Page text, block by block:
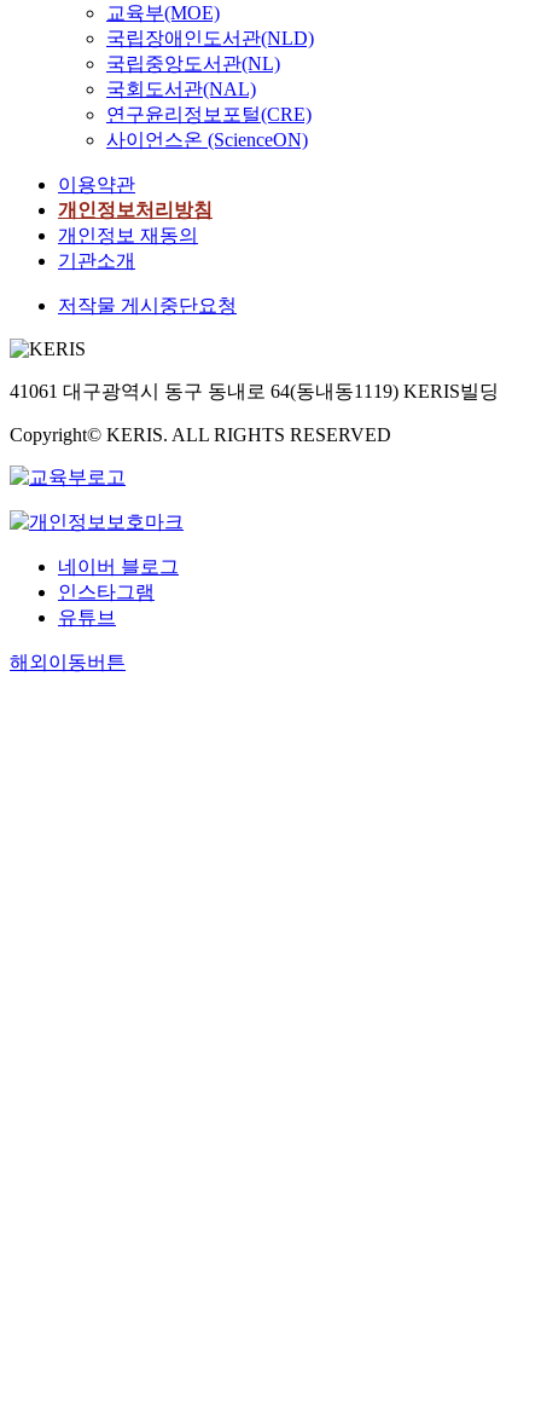
교육부(MOE)
국립장애인도서관(NLD)
국립중앙도서관(NL)
국회도서관(NAL)
연구윤리정보포털(CRE)
사이언스온 (ScienceON)
이용약관
개인정보처리방침
개인정보 재동의
기관소개
저작물 게시중단요청
41061 대구광역시 동구 동내로 64(동내동1119) KERIS빌딩
Copyright© KERIS. ALL RIGHTS RESERVED
네이버 블로그
인스타그램
유튜브
해외이동버튼